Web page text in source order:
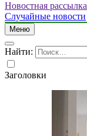
Новостная рассылка
Случайные новости
Меню
Найти:
Заголовки